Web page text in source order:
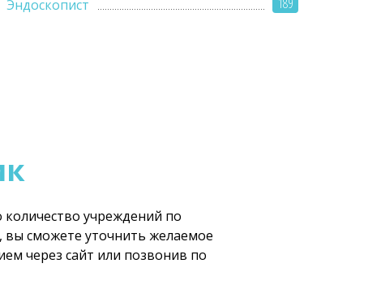
Эндоскопист
количество учреждений по
сможете уточнить желаемое
через сайт или позвонив по